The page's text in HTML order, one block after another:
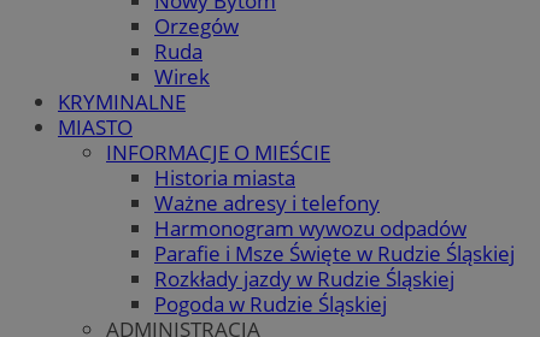
Orzegów
Ruda
Wirek
KRYMINALNE
MIASTO
INFORMACJE O MIEŚCIE
Historia miasta
Ważne adresy i telefony
Harmonogram wywozu odpadów
Parafie i Msze Święte w Rudzie Śląskiej
Rozkłady jazdy w Rudzie Śląskiej
Pogoda w Rudzie Śląskiej
ADMINISTRACJA